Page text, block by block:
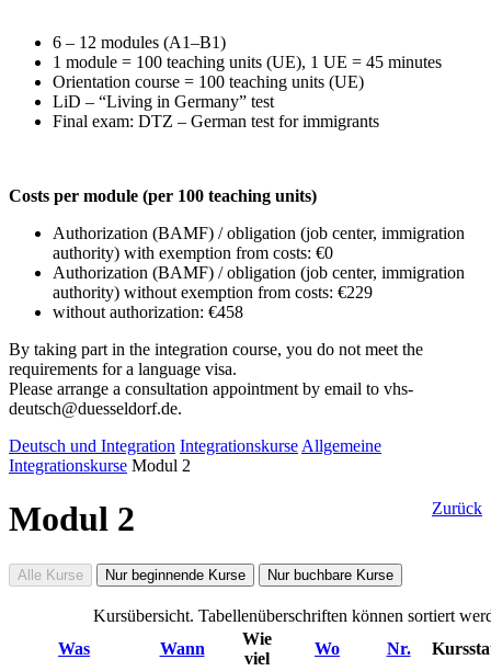
6 – 12 modules (A1–B1)
1 module = 100 teaching units (UE), 1 UE = 45 minutes
Orientation course = 100 teaching units (UE)
LiD – “Living in Germany” test
Final exam: DTZ – German test for immigrants
Costs per module (per 100 teaching units)
Authorization (BAMF) / obligation (job center, immigration
authority) with exemption from costs: €0
Authorization (BAMF) / obligation (job center, immigration
authority) without exemption from costs: €229
without authorization: €458
By taking part in the integration course, you do not meet the
requirements for a language visa.
Please arrange a consultation appointment by email to vhs-
deutsch@duesseldorf.de.
Deutsch und Integration Integrationskurse Allgemeine
Integrationskurse Modul 2
Zurück
Modul 2
Alle Kurse Nur beginnende Kurse Nur buchbare Kurse
Kursübersicht. Tabellenüberschriften können sortiert
Was
Wann
Wie
viel
Wo Nr.